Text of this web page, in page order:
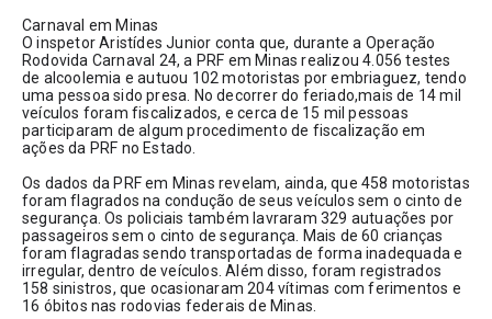
Carnaval em Minas
O inspetor Aristídes Junior conta que, durante a Operação
Rodovida Carnaval 24, a PRF em Minas realizou 4.056 testes
de alcoolemia e autuou 102 motoristas por embriaguez, tendo
uma pessoa sido presa. No decorrer do feriado,mais de 14 mil
veículos foram fiscalizados, e cerca de 15 mil pessoas
participaram de algum procedimento de fiscalização em
ações da PRF no Estado.
Os dados da PRF em Minas revelam, ainda, que 458 motoristas
foram flagrados na condução de seus veículos sem o cinto de
segurança. Os policiais também lavraram 329 autuações por
passageiros sem o cinto de segurança. Mais de 60 crianças
foram flagradas sendo transportadas de forma inadequada e
irregular, dentro de veículos. Além disso, foram registrados
158 sinistros, que ocasionaram 204 vítimas com ferimentos e
16 óbitos nas rodovias federais de Minas.